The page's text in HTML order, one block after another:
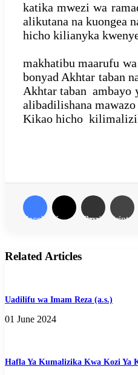
katika mwezi wa
alikutana
hicho kilianyka
Kwa ajilia
makhatibu
bonyad Akhtar taban
Akhtar taban ambayo
alibadilishana
Kikao hicho
Facebook
X Share via Email Print
Related Articles
Uadilifu wa Imam Reza (a.s.)
01 June 2024
Hafla Ya Kumalizika Kwa Kozi Ya